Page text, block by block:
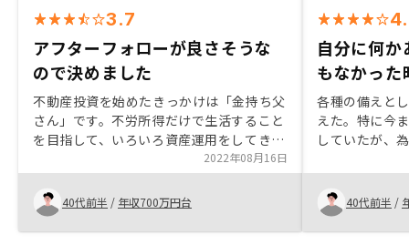
3.7
アフターフォローが良さそうな
ので決めました
不動産投資を始めたきっかけは「金持ち父
さん」です。不労所得だけで生活すること
を目指して、いろいろ資産運用をしてきま
したが、商品ごとにリスクとリターンがさ
まざまでした。今投資するなら、融資を活
用できてリスクの低い区分マンションがぴ
ったりでした。
2022年08月16日
40代前半 / 年収700万円台
自分に何
もなかった
各種の備えと
えた。特に今
していたが、
を考えるよう
も、不安はあ
た上で、余裕
た。生命保険
40代前半 /